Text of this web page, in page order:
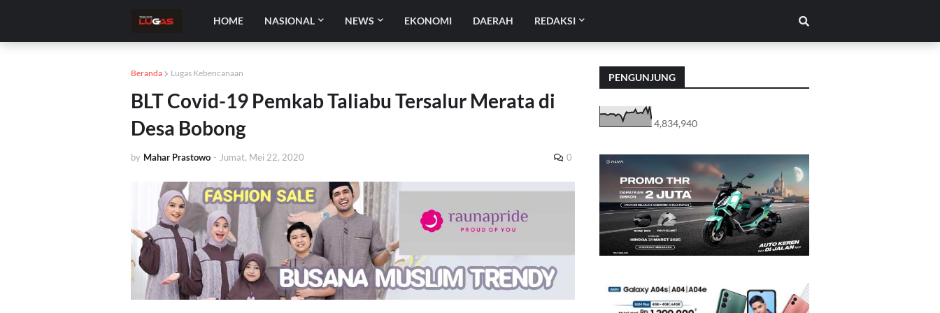
HOME NASIONAL NEWS EKONOMI DAERAH REDAKSI
Beranda Lugas Kebencanaan
BLT Covid-19 Pemkab Taliabu Tersalur Merata di
Desa Bobong
by Mahar Prastowo - Jumat, Mei 22, 2020 0
PENGUNJUNG
4,834,940